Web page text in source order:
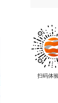
扫码体